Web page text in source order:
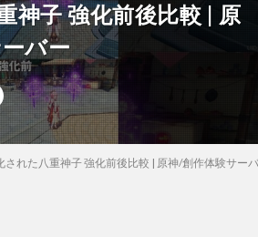
神子 強化前後比較 | 原
バー
された八重神子 強化前後比較 | 原神/創作体験サー